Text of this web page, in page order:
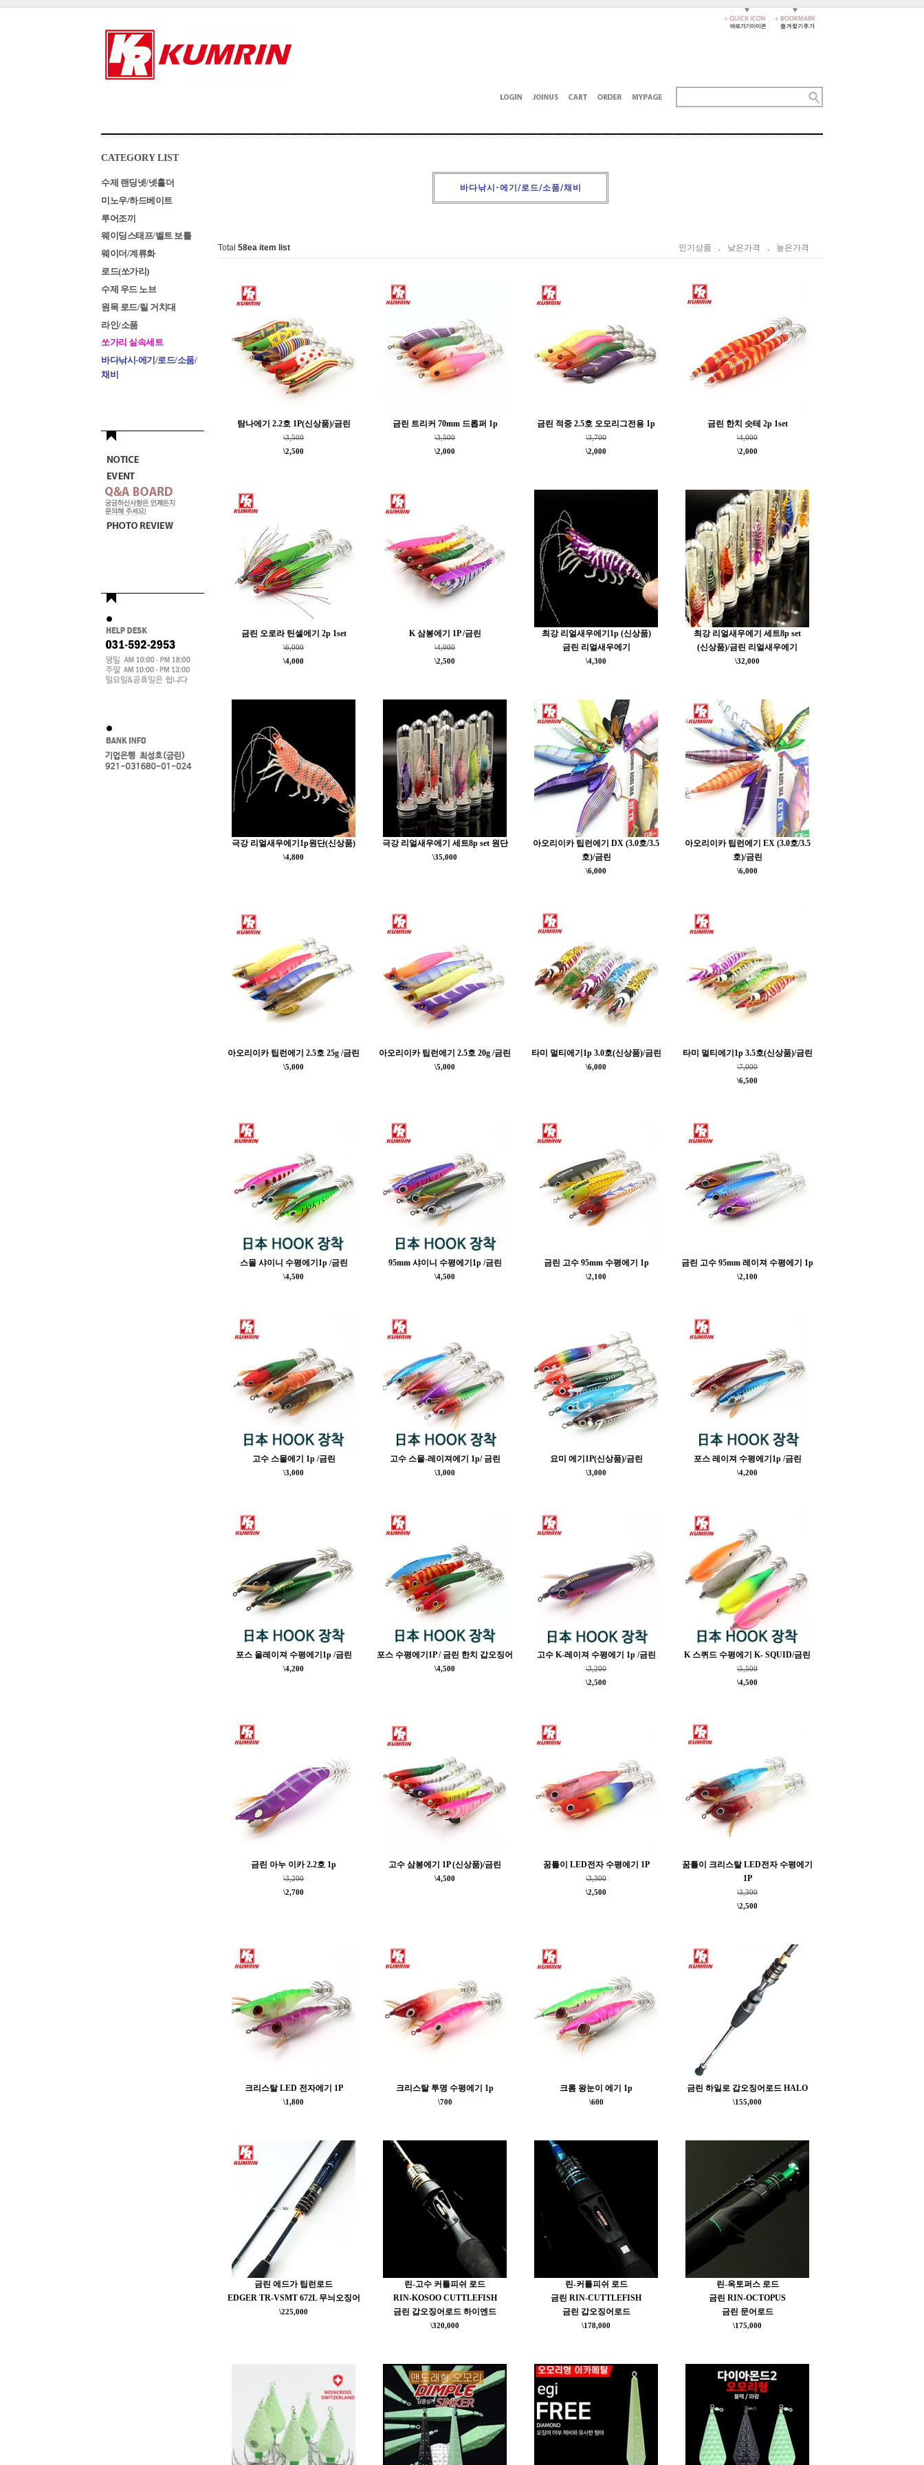
CATEGORY LIST
수제 랜딩넷/넷홀더
미노우/하드베이트
루어조끼
웨이딩스태프/벨트 보틀
웨이더/계류화
로드(쏘가리)
수제 우드 노브
원목 로드/릴 거치대
라인/소품
쏘가리 실속세트
바다낚시-에기/로드/소품/
채비
바다낚시-에기/로드/소품/채비
Total 58ea item list 인기상품 . 낮은가격 . 높은가격
탐나에기 2.2호 1P(신상품)/금린
\3,500
\2,500
금린 트리커 70mm 드롭퍼 1p
\3,500
\2,000
금린 적중 2.5호 오모리그전용 1p
\3,700
\2,000
금린 한치 슷테 2p 1set
\4,000
\2,000
금린 오로라 틴셀에기 2p 1set
\6,000
\4,000
K 삼봉에기 1P /금린
\4,000
\2,500
최강 리얼새우에기1p (신상품)
금린 리얼새우에기
\4,300
최강 리얼새우에기 세트8p set
(신상품)/금린 리얼새우에기
\32,000
극강 리얼새우에기1p원단(신상품)
\4,800
극강 리얼새우에기 세트8p set 원단
\35,000
아오리이카 팁런에기 DX (3.0호/3.5
호)/금린
\6,000
아오리이카 팁런에기 EX (3.0호/3.5
호)/금린
\6,000
아오리이카 팁런에기 2.5호 25g /금린
\5,000
아오리이카 팁런에기 2.5호 20g /금린
\5,000
타미 멀티에기1p 3.0호(신상품)/금린
\6,000
타미 멀티에기1p 3.5호(신상품)/금린
\7,000
\6,500
스몰 샤이니 수평에기1p /금린
\4,500
95mm 샤이니 수평에기1p /금린
\4,500
금린 고수 95mm 수평에기 1p
\2,100
금린 고수 95mm 레이져 수평에기 1p
\2,100
고수 스몰에기 1p /금린
\3,000
고수 스몰-레이져에기 1p/ 금린
\3,000
요미 에기1P(신상품)/금린
\3,000
포스 레이져 수평에기1p /금린
\4,200
포스 올레이져 수평에기1p /금린
\4,200
포스 수평에기1P / 금린 한치 갑오징어
\4,500
고수 K-레이져 수평에기 1p /금린
\3,200
\2,500
K 스퀴드 수평에기 K- SQUID/금린
\5,500
\4,500
금린 아누 이카 2.2호 1p
\3,200
\2,700
고수 삼봉에기 1P (신상품)/금린
\4,500
꿈틀이 LED전자 수평에기 1P
\3,300
\2,500
꿈틀이 크리스탈 LED전자 수평에기
1P
\3,300
\2,500
크리스탈 LED 전자에기 1P
\1,800
크리스탈 투명 수평에기 1p
\700
크롬 왕눈이 에기 1p
\600
금린 하일로 갑오징어로드 HALO
\155,000
금린 에드가 팁런로드
EDGER TR-VSMT 672L 무늬오징어
\225,000
린-고수 커틀피쉬 로드
RIN-KOSOO CUTTLEFISH
금린 갑오징어로드 하이엔드
\320,000
린-커틀피쉬 로드
금린 RIN-CUTTLEFISH
금린 갑오징어로드
\178,000
린-옥토퍼스 로드
금린 RIN-OCTOPUS
금린 문어로드
\175,000